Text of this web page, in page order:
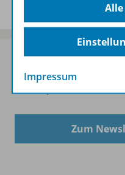
Zum
Impressum